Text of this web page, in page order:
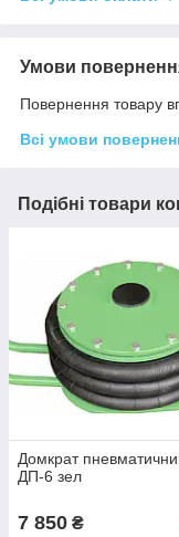
Умови
Повернення товару
Всі умови
Подібні товари
Домкрат
ДП-6 зел
7 850 ₴